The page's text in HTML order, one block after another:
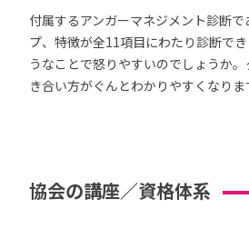
付属するアンガーマネジメント診断
プ、特徴が全11項目にわたり診断で
うなことで怒りやすいのでしょうか
き合い方がぐんとわかりやすくなりま
協会の講座／資格体系